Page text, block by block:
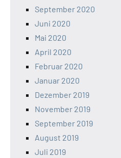
September 2020
Juni 2020
Mai 2020
April 2020
Februar 2020
Januar 2020
Dezember 2019
November 2019
September 2019
August 2019
Juli 2019